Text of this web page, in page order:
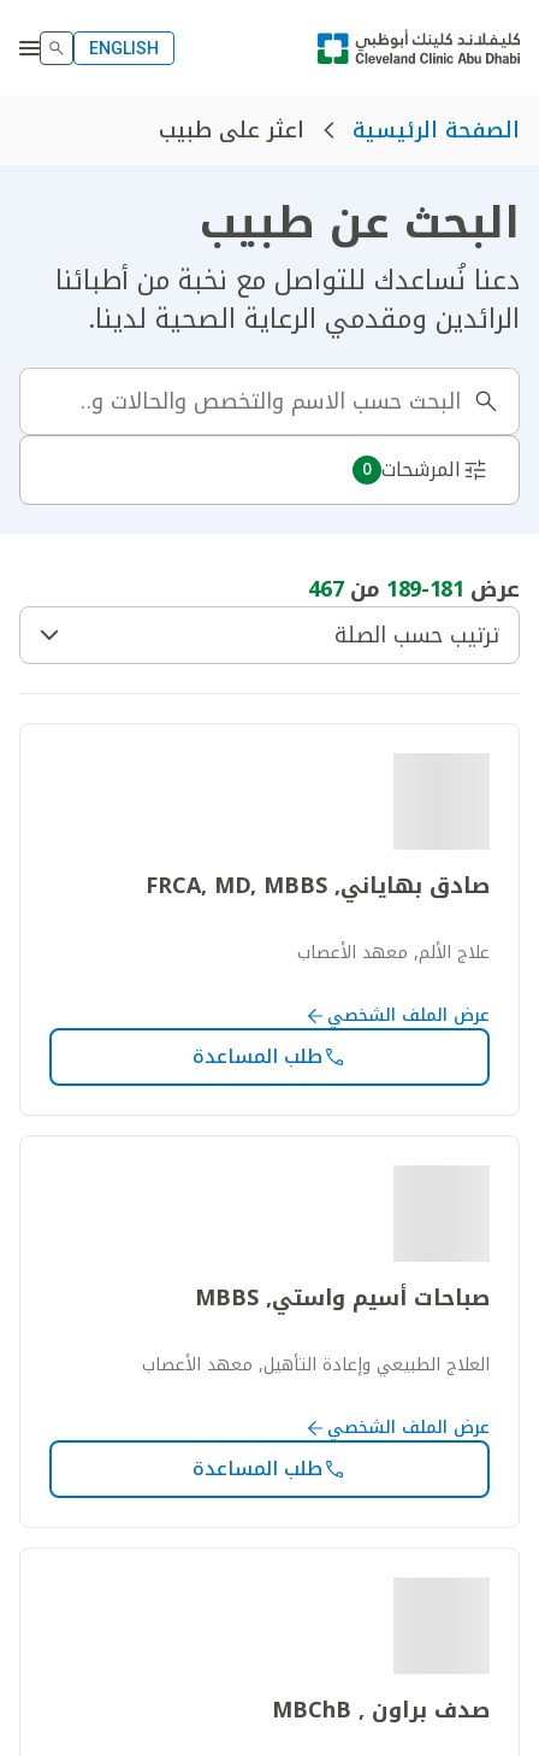
ENGLISH
الصفحة الرئيسية اعثر على طبيب
البحث عن طبيب
دعنا نُساعدك للتواصل مع نخبة من أطبائنا
الرائدين ومقدمي الرعاية الصحية لدينا.
المرشحات 0
عرض 181
-
189 من467
ترتيب حسب الصلة
صادق بهاياني, FRCA, MD, MBBS
علاج الألم, معهد الأعصاب
عرض الملف الشخصي
طلب المساعدة
صباحات أسيم واستي, MBBS
العلاج الطبيعي وإعادة التأهيل, معهد الأعصاب
عرض الملف الشخصي
طلب المساعدة
صدف براون , MBChB